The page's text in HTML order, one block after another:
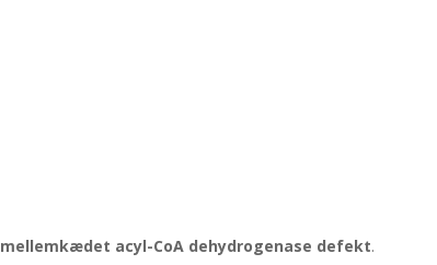
mellemkædet acyl-CoA dehydrogenase defekt.